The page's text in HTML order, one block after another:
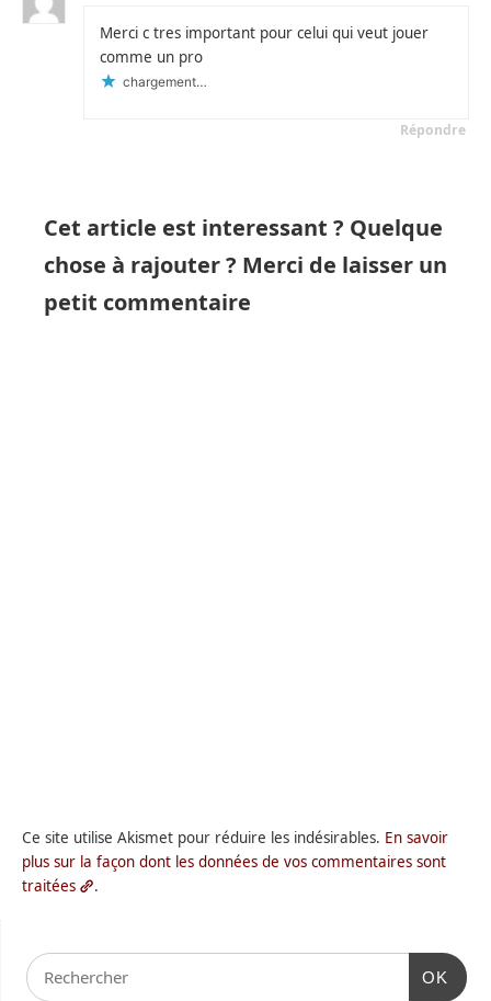
Merci c tres important pour celui qui veut jouer
comme un pro
chargement…
Répondre
Cet article est interessant ? Quelque
chose à rajouter ? Merci de laisser un
petit commentaire
Ce site utilise Akismet pour réduire les indésirables. En savoir
plus sur la façon dont les données de vos commentaires sont
traitées
.
OK